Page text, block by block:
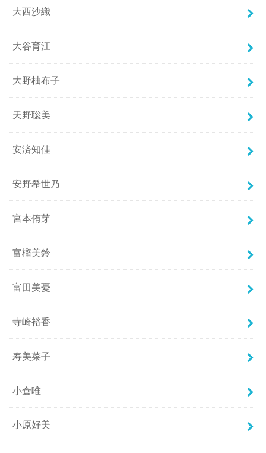
大西沙織
大谷育江
大野柚布子
天野聡美
安済知佳
安野希世乃
宮本侑芽
富樫美鈴
富田美憂
寺崎裕香
寿美菜子
小倉唯
小原好美